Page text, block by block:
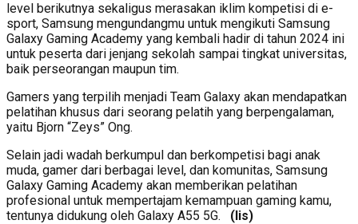
level berikutnya sekaligus merasakan iklim kompetisi di e-
sport, Samsung mengundangmu untuk mengikuti Samsung
Galaxy Gaming Academy yang kembali hadir di tahun 2024 ini
untuk peserta dari jenjang sekolah sampai tingkat universitas,
baik perseorangan maupun tim.
Gamers yang terpilih menjadi Team Galaxy akan mendapatkan
pelatihan khusus dari seorang pelatih yang berpengalaman,
yaitu Bjorn “Zeys” Ong.
Selain jadi wadah berkumpul dan berkompetisi bagi anak
muda, gamer dari berbagai level, dan komunitas, Samsung
Galaxy Gaming Academy akan memberikan pelatihan
profesional untuk mempertajam kemampuan gaming kamu,
tentunya didukung oleh Galaxy A55 5G.
(lis)